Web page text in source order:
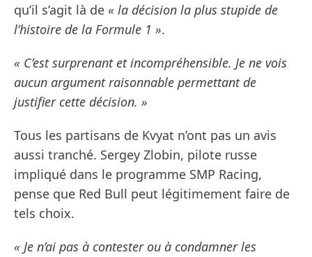
qu’il s’agit là de « la décision la plus stupide de
l’histoire de la Formule 1 ».
« C’est surprenant et incompréhensible. Je ne vois
aucun argument raisonnable permettant de
justifier cette décision. »
Tous les partisans de Kvyat n’ont pas un avis
aussi tranché. Sergey Zlobin, pilote russe
impliqué dans le programme SMP Racing,
pense que Red Bull peut légitimement faire de
tels choix.
« Je n’ai pas à contester ou à condamner les